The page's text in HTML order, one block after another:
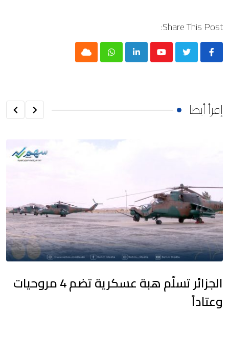
Share This Post:
Youtube
LinkedIn
Whatsapp
Cloud
إقرأ أيضا
الجزائر تسلّم هبة عسكرية تضم 4 مروحيات
وعتاداً